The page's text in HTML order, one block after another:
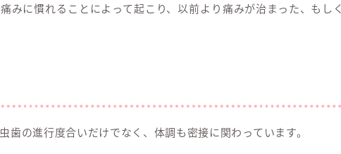
みに慣れることによって起こり、以前より痛みが治まった、もし
歯の進行度合いだけでなく、体調も密接に関わっています。